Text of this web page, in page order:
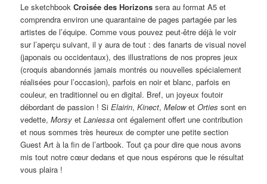
Le sketchbookCroisée des Horizons sera au format A5 et
comprendra environ une quarantaine de pages partagée par les
artistes de l’équipe. Comme vous pouvez peut-être déjà le voir
sur l’aperçu suivant, il y aura de tout : des fanarts de visual novel
(japonais ou occidentaux), des illustrations de nos propres jeux
(croquis abandonnés jamais montrés ou nouvelles spécialement
réalisées pour l’occasion), parfois en noir et blanc, parfois en
couleur, en traditionnel ou en digital. Bref, un joyeux foutoir
débordant de passion ! SiElairin,Kinect,MelowetOrties sont en
vedette,Morsy etLaniessa ont également offert une contribution
et nous sommes très heureux de compter une petite section
Guest Art à la fin de l’artbook. Tout ça pour dire que nous avons
mis tout notre cœur dedans et que nous espérons que le résultat
vous plaira !